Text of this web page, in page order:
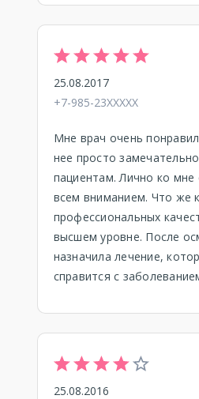
25.08.2017
+7-985-23XXXXX
Мне врач очень
нее просто
пациентам. Лично ко мне
всем вниманием. Что же
профессиональных
высшем уровне. После
назначила лечение,
справится с
25.08.2016